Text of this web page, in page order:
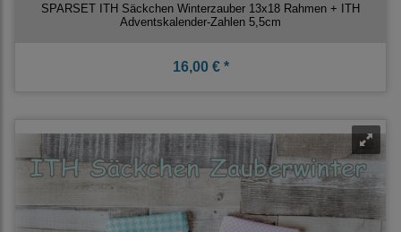
SPARSET ITH Säckchen Winterzauber 13x18 Rahmen + ITH
Adventskalender-Zahlen 5,5cm
16,00 € *